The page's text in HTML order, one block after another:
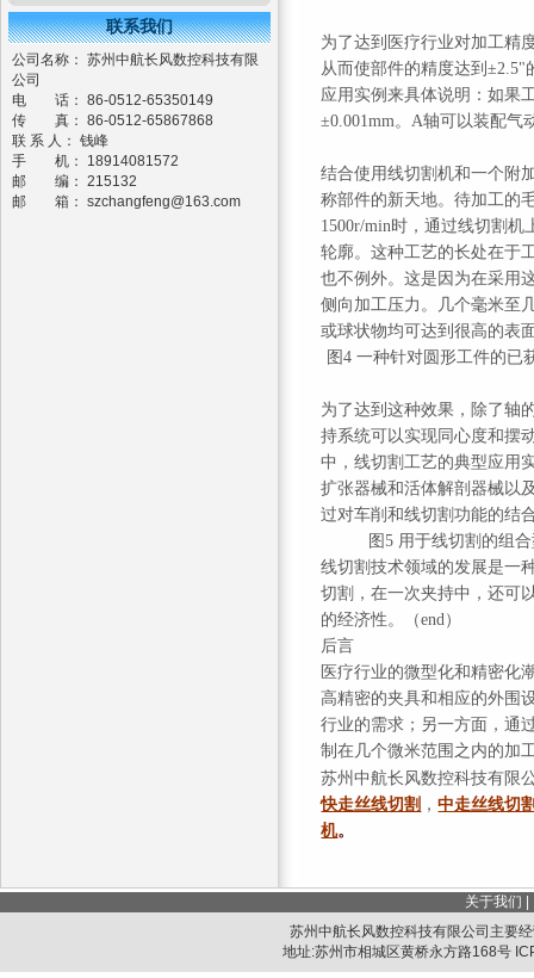
联系我们
公司名称： 苏州中航长风数控科技有限
公司
电 话： 86-0512-65350149
传 真： 86-0512-65867868
联 系 人： 钱峰
手 机： 18914081572
邮 编： 215132
邮 箱：szchangfeng@163.com
为了达到医疗行业对加工精
从而使部件的精度达到
应用实例来具体说明：如果
±0.001mm。A轴可以装配气
结合使用线切割机和一个附
称部件的新天地。待加工的
1500r/min时，通过线切割
轮廓。这种工艺的长处在于
也不例外。这是因为在采用
侧向加工压力。几个毫米至
或球状物均可达到很高的表
图4 一种针对圆形工件的已
为了达到这种效果，除了轴
持系统可以实现同心度和摆
中，线切割工艺的典型应用
扩张器械和活体解剖器械以
过对车削和线切割功能的结
图5 用于线切割的组
线切割技术领域的发展是一
切割，在一次夹持中，还可
的经济性。（end）
后言
医疗行业的微型化和精密化
高精密的夹具和相应的外围
行业的需求；另一方面，通
制在几个微米范围之内的加
苏州中航长风数控科技有限
快走丝线切割 ，中走丝线切
机。
关于我们
苏州中航长风数控科技有限公司主要
地址:苏州市相城区黄桥永方路168号